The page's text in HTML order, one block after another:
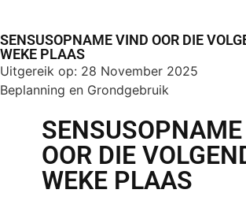
SENSUSOPNAME VIND OOR DIE
WEKE PLAAS
Uitgereik op: 28 November 2025
Beplanning en Grondgebruik
OOR DIE
WEKE PLAAS